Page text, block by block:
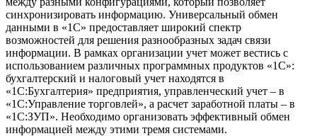
синхронизировать информацию. Универсальный обмен
данными в «1С» предоставляет широкий спектр
возможностей для решения разнообразных задач связи
информации. В рамках организации учет может вестись с
использованием различных программных продуктов «1С»:
бухгалтерский и налоговый учет находятся в
«1С:Бухгалтерия» предприятия, управленческий учет – в
«1С:Управление торговлей», а расчет заработной платы – в
«1С:ЗУП». Необходимо организовать эффективный обмен
информацией между этими тремя системами.